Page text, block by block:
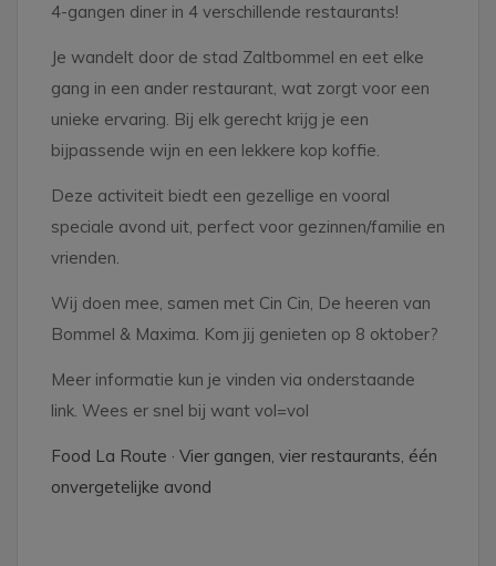
4-gangen diner in 4 verschillende restaurants!
Je wandelt door de stad Zaltbommel en eet elke
gang in een ander restaurant, wat zorgt voor een
unieke ervaring. Bij elk gerecht krijg je een
bijpassende wijn en een lekkere kop koffie.
Deze activiteit biedt een gezellige en vooral
speciale avond uit, perfect voor gezinnen/familie en
vrienden.
Wij doen mee, samen met Cin Cin, De heeren van
Bommel & Maxima. Kom jij genieten op 8 oktober?
Meer informatie kun je vinden via onderstaande
link. Wees er snel bij want vol=vol
Food La Route · Vier gangen, vier restaurants, één
onvergetelijke avond